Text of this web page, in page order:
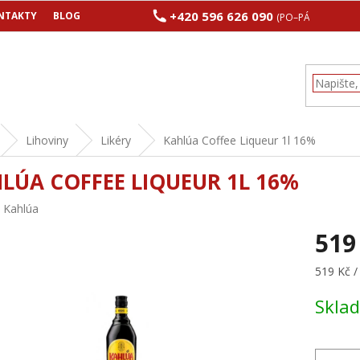
BLOG +420 596 626 090 (PO–PÁ 8:00–17:00)
Lihoviny Likéry Kahlúa Coffee Liqueur 1l 16%
COFFEE LIQUEUR 1L 16%
Kahlúa
Měrná
519 Kč /